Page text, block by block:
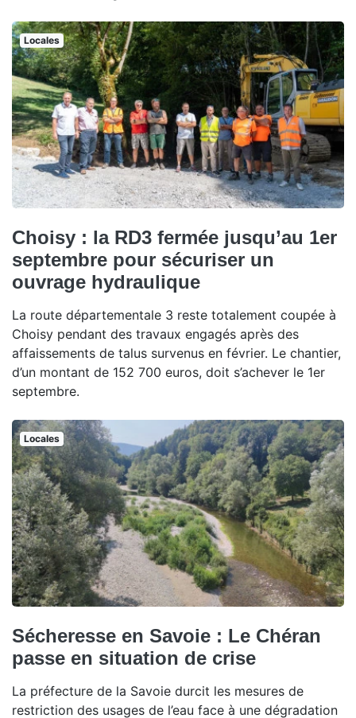
Locales
Choisy : la RD3 fermée jusqu’au 1er
septembre pour sécuriser un
ouvrage hydraulique
La route départementale 3 reste totalement coupée à
Choisy pendant des travaux engagés après des
affaissements de talus survenus en février. Le chantier,
d’un montant de 152 700 euros, doit s’achever le 1er
septembre.
Locales
Sécheresse en Savoie : Le Chéran
passe en situation de crise
La préfecture de la Savoie durcit les mesures de
restriction des usages de l’eau face à une dégradation